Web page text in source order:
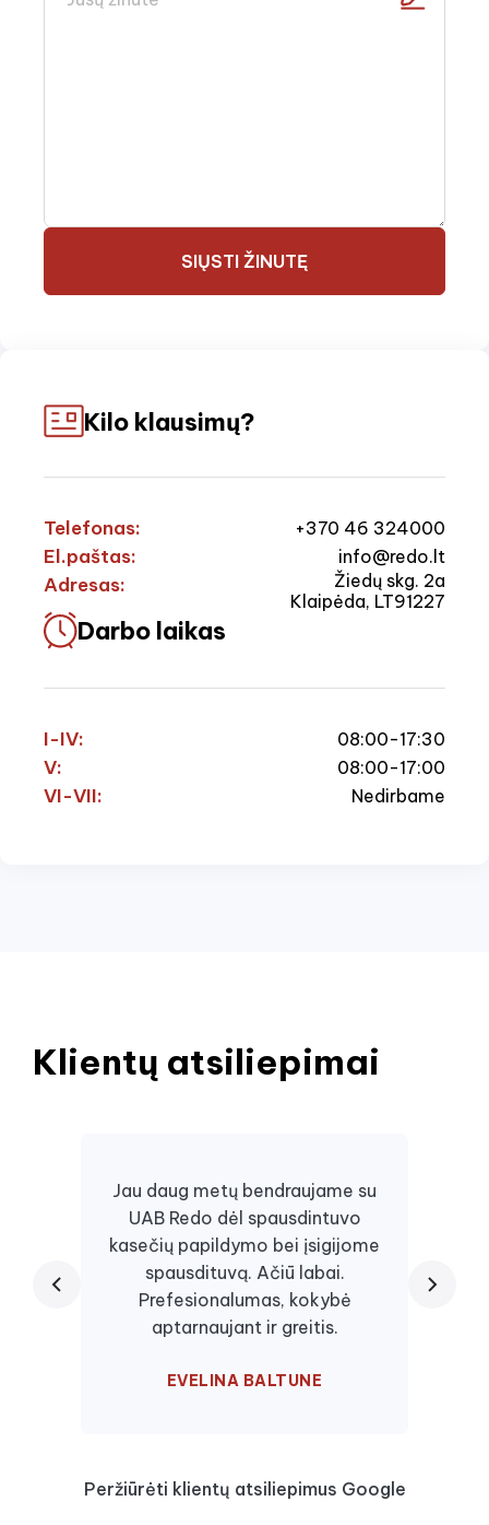
SIŲSTI ŽINUTĘ
Kilo klausimų?
Telefonas: +370 46 324000
El.paštas: info@redo.lt
Adresas:
Žiedų skg. 2a
Klaipėda, LT91227
Darbo laikas
I-IV: 08:00-17:30
V: 08:00-17:00
VI-VII: Nedirbame
Klientų atsiliepimai
Jau daug metų bendraujame su
UAB Redo dėl spausdintuvo
kasečių papildymo bei įsigijome
spausdituvą. Ačiū labai.
Prefesionalumas, kokybė
aptarnaujant ir greitis.
EVELINA BALTUNE
Peržiūrėti klientų atsiliepimus Google